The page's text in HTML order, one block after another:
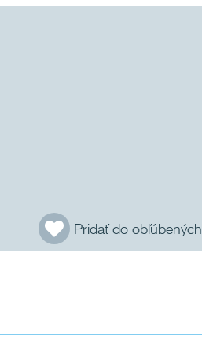
Pridať do obľúbených